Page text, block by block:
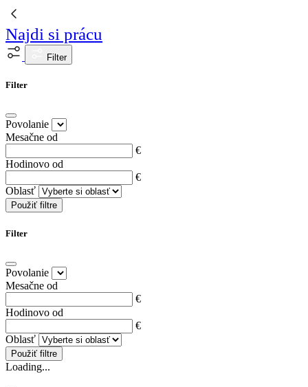
Najdi si prácu
Filter
Filter
Povolanie
Mesačne od
€
Hodinovo od
€
Oblasť
Použiť filtre
Filter
Povolanie
Mesačne od
€
Hodinovo od
€
Oblasť
Použiť filtre
Loading...